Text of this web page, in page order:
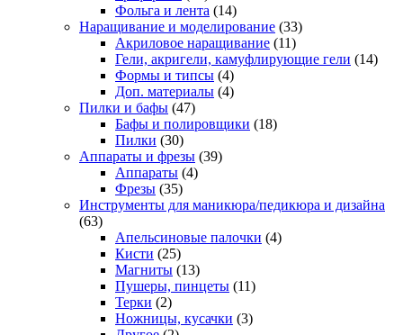
Фольга и лента (14)
Наращивание и моделирование (33)
Акриловое наращивание (11)
Гели, акригели, камуфлирующие гели (14)
Формы и типсы (4)
Доп. материалы (4)
Пилки и бафы (47)
Бафы и полировщики (18)
Пилки (30)
Аппараты и фрезы (39)
Аппараты (4)
Фрезы (35)
Инструменты для маникюра/педикюра и дизайна
(63)
Апельсиновые палочки (4)
Кисти (25)
Магниты (13)
Пушеры, пинцеты (11)
Терки (2)
Ножницы, кусачки (3)